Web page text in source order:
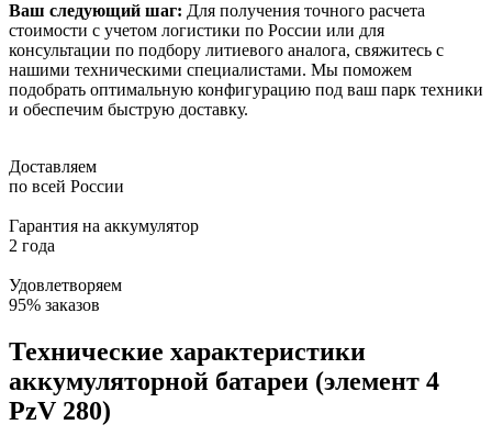
Ваш следующий шаг: Для получения точного расчета
стоимости с учетом логистики по России или для
консультации по подбору литиевого аналога, свяжитесь с
нашими техническими специалистами. Мы поможем
подобрать оптимальную конфигурацию под ваш парк техники
и обеспечим быструю доставку.
Доставляем
по всей России
Гарантия на аккумулятор
2 года
Удовлетворяем
95% заказов
Технические характеристики
аккумуляторной батареи (элемент 4
PzV 280)